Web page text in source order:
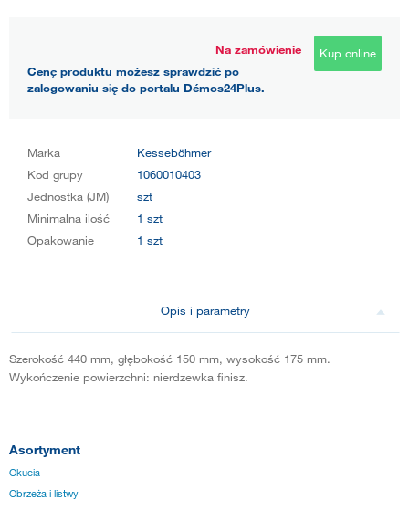
Na zamówienie
Cenę produktu możesz sprawdzić po
zalogowaniu się do portalu Démos24Plus.
Kup online
Marka
Kesseböhmer
Kod grupy
1060010403
Jednostka (JM)
szt
Minimalna ilość
1 szt
Opakowanie
1 szt
Opis i parametry
Szerokość 440 mm, głębokość 150 mm, wysokość 175 mm.
Wykończenie powierzchni: nierdzewka finisz.
Asortyment
Okucia
Obrzeża i listwy